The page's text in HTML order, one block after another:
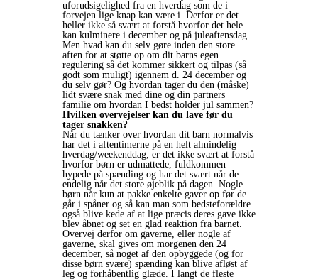
uforudsigelighed fra en hverdag som de i
forvejen lige knap kan være i. Derfor er det
heller ikke så svært at forstå hvorfor det hele
kan kulminere i december og på juleaftensdag.
Men hvad kan du selv gøre inden den store
aften for at støtte op om dit barns egen
regulering så det kommer sikkert og tilpas (så
godt som muligt) igennem d. 24 december og
du selv gør? Og hvordan tager du den (måske)
lidt svære snak med dine og din partners
familie om hvordan I bedst holder jul sammen?
Hvilken overvejelser kan du lave før du
tager snakken?
Når du tænker over hvordan dit barn normalvis
har det i aftentimerne på en helt almindelig
hverdag/weekenddag, er det ikke svært at forstå
hvorfor børn er udmattede, fuldkommen
hypede på spænding og har det svært når de
endelig når det store øjeblik på dagen. Nogle
børn når kun at pakke enkelte gaver op før de
går i spåner og så kan man som bedsteforældre
også blive kede af at lige præcis deres gave ikke
blev åbnet og set en glad reaktion fra barnet.
Overvej derfor om gaverne, eller nogle af
gaverne, skal gives om morgenen den 24
december, så noget af den opbyggede (og for
disse børn svære) spænding kan blive afløst af
leg og forhåbentlig glæde. I langt de fleste